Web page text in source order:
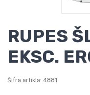
RUPES
EKSC.
Šifra artikla: 4881